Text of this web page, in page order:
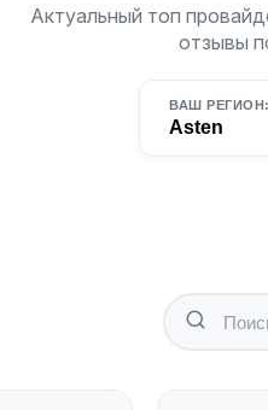
Актуальный топ
отзывы
ВАШ РЕГИОН:
Asten